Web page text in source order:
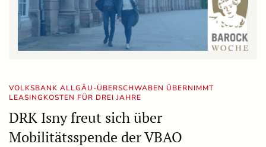
VOLKSBANK ALLGÄU-ÜBERSCHWABEN ÜBERNIMMT
LEASINGKOSTEN FÜR DREI JAHRE
DRK Isny freut sich über
Mobilitätsspende der VBAO